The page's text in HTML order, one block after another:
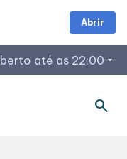
até as 22:00 arrow_drop_down
search
Abrir